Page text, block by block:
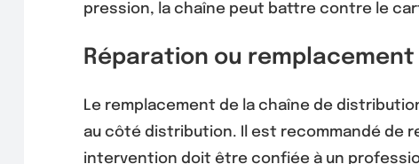
pression, la chaîne peut battre contre le
Réparation ou remplacement
Le remplacement de la chaîne de
au côté distribution. Il est recommandé de
intervention doit être confiée à un